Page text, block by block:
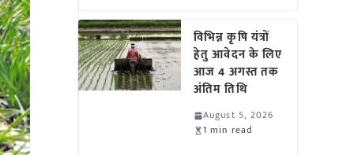
विभिन्न कृषि यंत्रों
हेतु आवेदन के लिए
आज 4 अगस्त तक
अंतिम तिथि
August 5, 2026
1 min read